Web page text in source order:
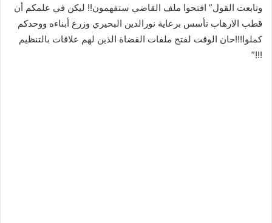
وتابعت القول” افتحوا ملف القاضي ستفهمون!! ليكن في علمكم أن
قطب الارهاب تأسس برعاية نورالدين البحيري وزرع أبناءه ووحدكم
كملوا!!!حان الوقت لفتح ملفات القضاة الذين لهم علاقات بالتنظيم
!!!”